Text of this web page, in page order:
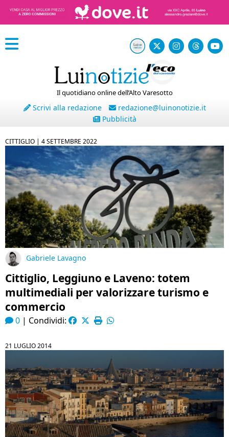
Il quotidiano online dell’Alto Varesotto
Scrivi alla redazione
redazione@luinonotizie.it
Pubblicità
CITTIGLIO | 4 SETTEMBRE 2022
Gabriele Lavagno
Cittiglio, Leggiuno e Laveno: totem
multimediali per valorizzare turismo e
commercio
0 | Condividi:
21 LUGLIO 2014